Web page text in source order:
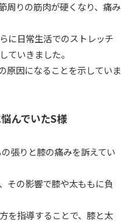
周りの筋肉が硬くなり、痛み
に日常生活でのストレッチ
ていきました。
原因になることを示していま
んでいたS様
張りと膝の痛みを訴えてい
その影響で膝や太ももに負
を指導することで、膝と太